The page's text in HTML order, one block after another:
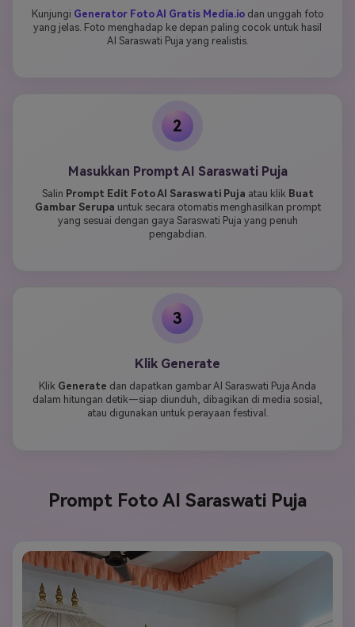
Kunjungi Generator Foto AI Gratis Media.iodan unggah foto
yang jelas. Foto menghadap ke depan paling cocok untuk hasil
AI Saraswati Puja yang realistis.
2
Masukkan Prompt AI Saraswati Puja
Salin Prompt Edit Foto AI Saraswati Puja atau klik Buat
Gambar Serupa untuk secara otomatis menghasilkan prompt
yang sesuai dengan gaya Saraswati Puja yang penuh
pengabdian.
3
Klik Generate
Klik Generate dan dapatkan gambar AI Saraswati Puja Anda
dalam hitungan detik—siap diunduh, dibagikan di media sosial,
atau digunakan untuk perayaan festival.
Prompt Foto AI Saraswati Puja